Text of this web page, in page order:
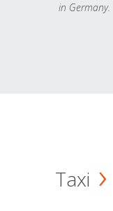
in Germany.
Taxi